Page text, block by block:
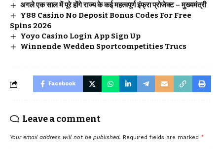
अगले एक साल में पूरे होंगे राज्य के कई महत्वपूर्ण इंफ्रा प्रोजेक्ट – मुख्यमंत्री
Y88 Casino No Deposit Bonus Codes For Free
Spins 2026
Yoyo Casino Login App Sign Up
Winnende Wedden Sportcompetities Trucs
Facebook
Leave a comment
Your email address will not be published. Required fields are marked *